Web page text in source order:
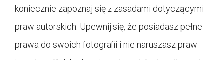
koniecznie zapoznaj się z zasadami dotyczącymi
praw autorskich. Upewnij się, że posiadasz pełne
prawa do swoich fotografii i nie naruszasz praw